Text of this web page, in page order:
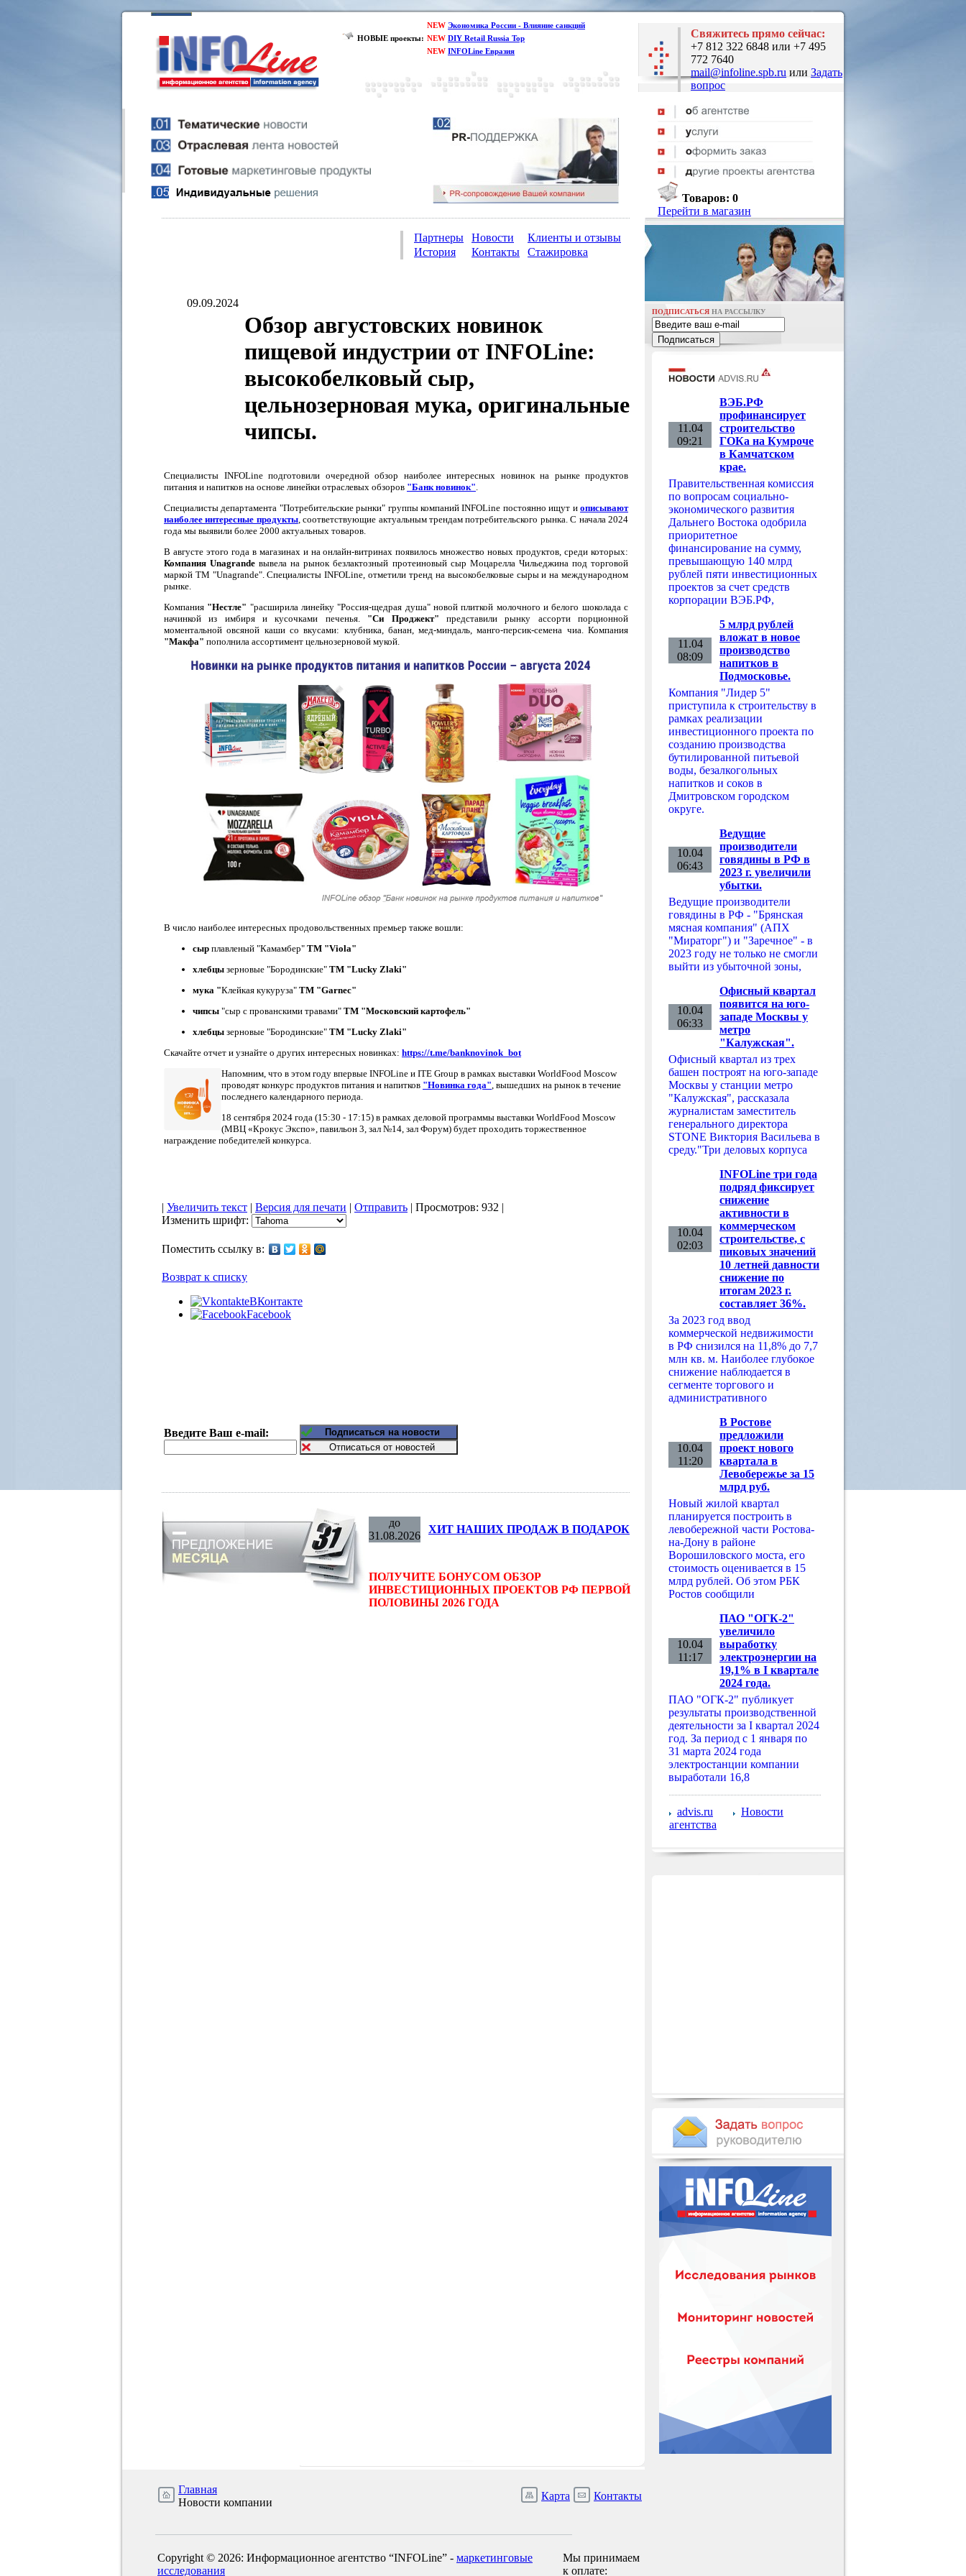
НОВЫЕ проекты:
NEW Экономика России - Влияние санкций
NEW DIY Retail Russia Top
NEW INFOLine Евразия
Свяжитесь прямо сейчас:
+7 812 322 6848 или +7 495
772 7640
mail@infoline.spb.ru или Задать
вопрос
Товаров: 0
Перейти в магазин
Партнеры Новости
Клиенты и отзывы
История
Контакты Стажировка
09.09.2024
Обзор августовских новинок
пищевой индустрии от INFOLine:
высокобелковый сыр,
цельнозерновая мука, оригинальные
чипсы.
Специалисты INFOLine подготовили очередной обзор наиболее интересных новинок на рынке продуктов
питания и напитков на основе линейки отраслевых обзоров "Банк новинок".
Специалисты департамента "Потребительские рынки" группы компаний INFOLine постоянно ищут и описывают
наиболее интересные продукты, соответствующие актуальным трендам потребительского рынка. С начала 2024
года мы выявили более 2000 актуальных товаров.
В августе этого года в магазинах и на онлайн-витринах появилось множество новых продуктов, среди которых:
Компания Unagrande вывела на рынок безлактозный протеиновый сыр Моцарелла Чильеджина под торговой
маркой ТМ "Unagrande". Специалисты INFOLine, отметили тренд на высокобелковые сыры и на международном
рынке.
Компания "Нестле" "расширила линейку "Россия-щедрая душа" новой плиткой молочного и белого шоколада с
начинкой из имбиря и кусочками печенья. "Си Проджект" представили рынку ассорти порционной
моментальной овсяной каши со вкусами: клубника, банан, мед-миндаль, манго-персик-семена чиа. Компания
"Макфа" пополнила ассортимент цельнозерновой мукой.
В число наиболее интересных продовольственных премьер также вошли:
сыр плавленый "Камамбер" ТМ "Viola"
хлебцы зерновые "Бородинские" ТМ "Lucky Zlaki"
мука "Клейкая кукуруза" ТМ "Garnec"
чипсы "сыр с прованскими травами" ТМ "Московский картофель"
хлебцы зерновые "Бородинские" ТМ "Lucky Zlaki"
Скачайте отчет и узнайте о других интересных новинках: https://t.me/banknovinok_bot
Напомним, что в этом году впервые INFOLine и ITE Group в рамках выставки WorldFood Moscow
проводят конкурс продуктов питания и напитков "Новинка года", вышедших на рынок в течение
последнего календарного периода.
18 сентября 2024 года (15:30 - 17:15) в рамках деловой программы выставки WorldFood Moscow
(МВЦ «Крокус Экспо», павильон 3, зал №14, зал Форум) будет проходить торжественное
награждение победителей конкурса.
| Увеличить текст | Версия для печати | Отправить | Просмотров: 932 |
Изменить шрифт:
Поместить ссылку в:
Возврат к списку
ВКонтакте
Facebook
Введите Ваш e-mail:
до
31.08.2026
ХИТ НАШИХ ПРОДАЖ В ПОДАРОК
ПОЛУЧИТЕ БОНУСОМ ОБЗОР
ИНВЕСТИЦИОННЫХ ПРОЕКТОВ РФ ПЕРВОЙ
ПОЛОВИНЫ 2026 ГОДА
ПОДПИСАТЬСЯ НА РАССЫЛКУ
11.04
09:21
ВЭБ.РФ
профинансирует
строительство
ГОКа на Кумроче
в Камчатском
крае.
Правительственная комиссия
по вопросам социально-
экономического развития
Дальнего Востока одобрила
приоритетное
финансирование на сумму,
превышающую 140 млрд
рублей пяти инвестиционных
проектов за счет средств
корпорации ВЭБ.РФ,
11.04
08:09
5 млрд рублей
вложат в новое
производство
напитков в
Подмосковье.
Компания "Лидер 5"
приступила к строительству в
рамках реализации
инвестиционного проекта по
созданию производства
бутилированной питьевой
воды, безалкогольных
напитков и соков в
Дмитровском городском
округе.
10.04
06:43
Ведущие
производители
говядины в РФ в
2023 г. увеличили
убытки.
Ведущие производители
говядины в РФ - "Брянская
мясная компания" (АПХ
"Мираторг") и "Заречное" - в
2023 году не только не смогли
выйти из убыточной зоны,
10.04
06:33
Офисный квартал
появится на юго-
западе Москвы у
метро
"Калужская".
Офисный квартал из трех
башен построят на юго-западе
Москвы у станции метро
"Калужская", рассказала
журналистам заместитель
генерального директора
STONE Виктория Васильева в
среду."Три деловых корпуса
10.04
02:03
INFOLine три года
подряд фиксирует
снижение
активности в
коммерческом
строительстве, с
пиковых значений
10 летней давности
снижение по
итогам 2023 г.
составляет 36%.
За 2023 год ввод
коммерческой недвижимости
в РФ снизился на 11,8% до 7,7
млн кв. м. Наиболее глубокое
снижение наблюдается в
сегменте торгового и
административного
10.04
11:20
В Ростове
предложили
проект нового
квартала в
Левобережье за 15
млрд руб.
Новый жилой квартал
планируется построить в
левобережной части Ростова-
на-Дону в районе
Ворошиловского моста, его
стоимость оценивается в 15
млрд рублей. Об этом РБК
Ростов сообщили
10.04
11:17
ПАО "ОГК-2"
увеличило
выработку
электроэнергии на
19,1% в I квартале
2024 года.
ПАО "ОГК-2" публикует
результаты производственной
деятельности за I квартал 2024
год. За период с 1 января по
31 марта 2024 года
электростанции компании
выработали 16,8
advis.ru
Новости
агентства
Главная
Новости компании
Карта Контакты
Copyright © 2026: Информационное агентство “INFOLine” - маркетинговые
исследования
Мы принимаем
к оплате: